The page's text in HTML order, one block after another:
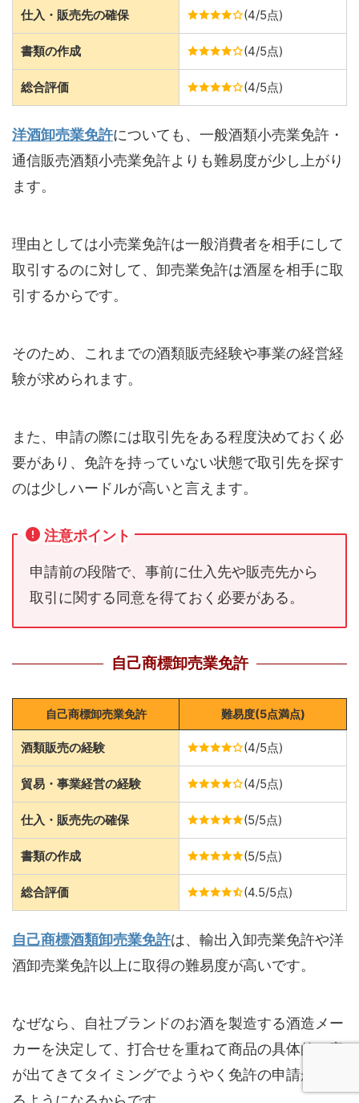
仕入・販売先の確保 (4/5点)
書類の作成 (4/5点)
総合評価 (4/5点)
洋酒卸売業免許についても、一般酒類小売業免許・
通信販売酒類小売業免許よりも難易度が少し上がり
ます。
理由としては小売業免許は一般消費者を相手にして
取引するのに対して、卸売業免許は酒屋を相手に取
引するからです。
そのため、これまでの酒類販売経験や事業の経営経
験が求められます。
また、申請の際には取引先をある程度決めておく必
要があり、免許を持っていない状態で取引先を探す
のは少しハードルが高いと言えます。
注意ポイント
申請前の段階で、事前に仕入先や販売先から
取引に関する同意を得ておく必要がある。
自己商標卸売業免許
自己商標卸売業免許 難易度(5点満点)
酒類販売の経験 (4/5点)
貿易・事業経営の経験 (4/5点)
仕入・販売先の確保 (5/5点)
書類の作成 (5/5点)
総合評価 (4.5/5点)
自己商標酒類卸売業免許は、輸出入卸売業免許や洋
酒卸売業免許以上に取得の難易度が高いです。
なぜなら、自社ブランドのお酒を製造する酒造メー
カーを決定して、打合せを重ねて商品の具体的な案
が出てきてタイミングでようやく免許の申請ができ